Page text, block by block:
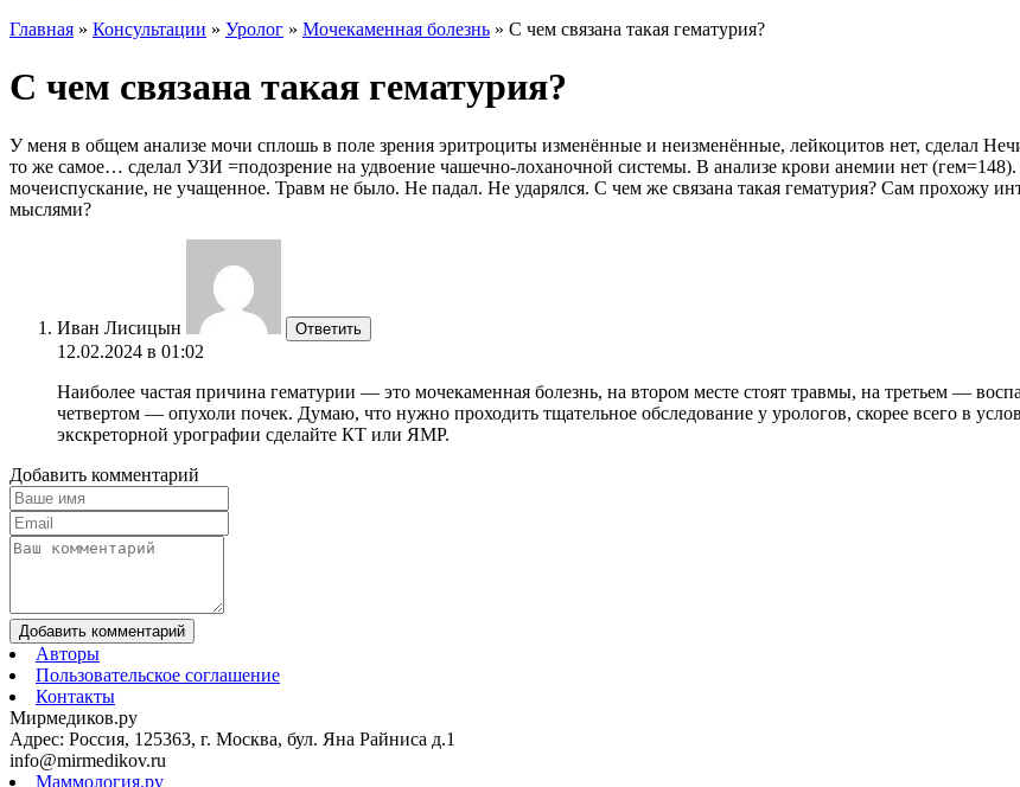
Главная » Консультации » Уролог » Мочекаменная болезнь » С чем связана такая гематурия?
С чем связана такая гематурия?
У меня в общем анализе мочи сплошь в поле зрения эритроциты изменённые и неизменённые, лейкоцитов нет, сделал
то же самое… сделал УЗИ =подозрение на удвоение чашечно-лоханочной системы. В анализе крови анемии нет
мочеиспускание, не учащенное. Травм не было. Не падал. Не ударялся. С чем же связана такая гематурия? Сам прохожу
мыслями?
Иван Лисицын Ответить
12.02.2024 в 01:02
Наиболее частая причина гематурии — это мочекаменная болезнь, на втором месте стоят травмы, на третьем —
четвертом — опухоли почек. Думаю, что нужно проходить тщательное обследование у урологов, скорее всего в
экскреторной урографии сделайте КТ или ЯМР.
Добавить комментарий
Добавить комментарий
Авторы
Пользовательское соглашение
Контакты
Мирмедиков.ру
Адрес: Россия, 125363, г. Москва, бул. Яна Райниса д.1
info@mirmedikov.ru
Маммология.ру